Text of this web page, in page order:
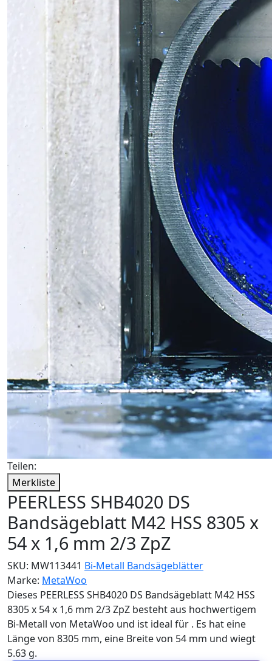
Teilen:
Merkliste
PEERLESS SHB4020 DS
Bandsägeblatt M42 HSS 8305 x
54 x 1,6 mm 2/3 ZpZ
SKU: MW113441 Bi-Metall Bandsägeblätter
Marke: MetaWoo
Dieses PEERLESS SHB4020 DS Bandsägeblatt M42 HSS
8305 x 54 x 1,6 mm 2/3 ZpZ besteht aus hochwertigem
Bi-Metall von MetaWoo und ist ideal für . Es hat eine
Länge von 8305 mm, eine Breite von 54 mm und wiegt
5.63 g.